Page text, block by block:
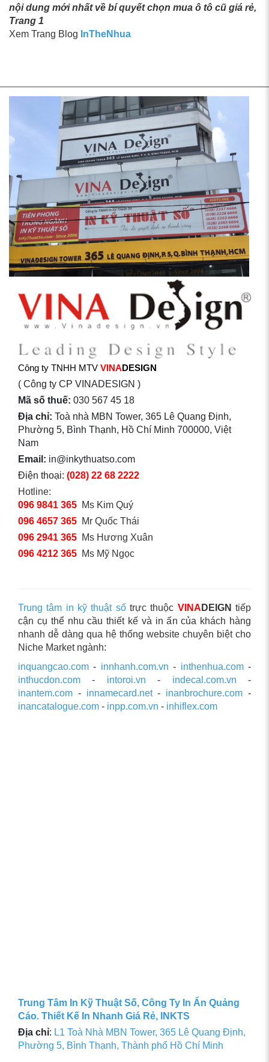
nội dung mới nhất về bí quyết chọn mua ô tô cũ giá rẻ,
Trang 1
Xem Trang Blog InTheNhua
Công ty TNHH MTV VINADESIGN
( Công ty CP VINADESIGN )
Mã số thuế: 030 567 45 18
Địa chỉ: Toà nhà MBN Tower, 365 Lê Quang Định,
Phường 5, Bình Thạnh, Hồ Chí Minh 700000, Việt
Nam
Email: in@inkythuatso.com
Điện thoại: (028) 22 68 2222
Hotline:
096 9841 365 Ms Kim Quý
096 4657 365 Mr Quốc Thái
096 2941 365 Ms Hương Xuân
096 4212 365 Ms Mỹ Ngọc
Trung tâm in kỹ thuật sốtrực thuộc VINA DEIGN tiếp
cận cụ thể nhu cầu thiết kế và in ấn của khách hàng
nhanh dễ dàng qua hệ thống website chuyên biệt cho
Niche Market ngành:
inquangcao.com - innhanh.com.vn - inthenhua.com-
inthucdon.com - intoroi.vn - indecal.com.vn -
inantem.com - innamecard.net- inanbrochure.com -
inancatalogue.com - inpp.com.vn - inhiflex.com
Trung Tâm In Kỹ Thuật Số, Công Ty In Ấn Quảng
Cáo. Thiết Kế In Nhanh Giá Rẻ, INKTS
Địa chỉ: L1 Toà Nhà MBN Tower, 365 Lê Quang Định,
Phường 5, Bình Thạnh, Thành phố Hồ Chí Minh